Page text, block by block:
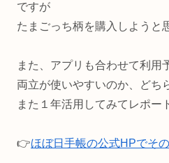
ですが
たまごっち柄を購入しようと
また、アプリも合わせて利用
両立が使いやすいのか、どち
また１年活用してみてレポー
👉️ほぼ日手帳の公式HPでそ